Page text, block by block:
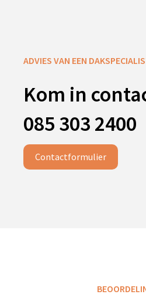
ADVIES VAN EEN
Kom in
085 303 2400
Contactformulier